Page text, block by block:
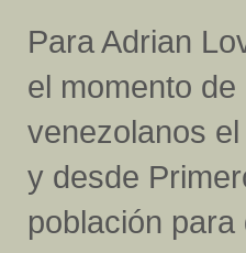
Para Adrian
el momento
venezolanos
y desde
población